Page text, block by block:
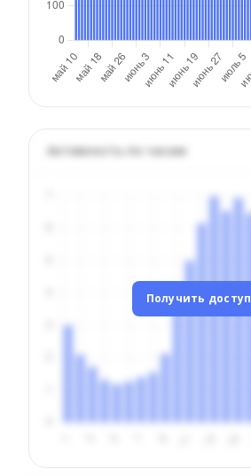
Активность по часам
Получить доступ